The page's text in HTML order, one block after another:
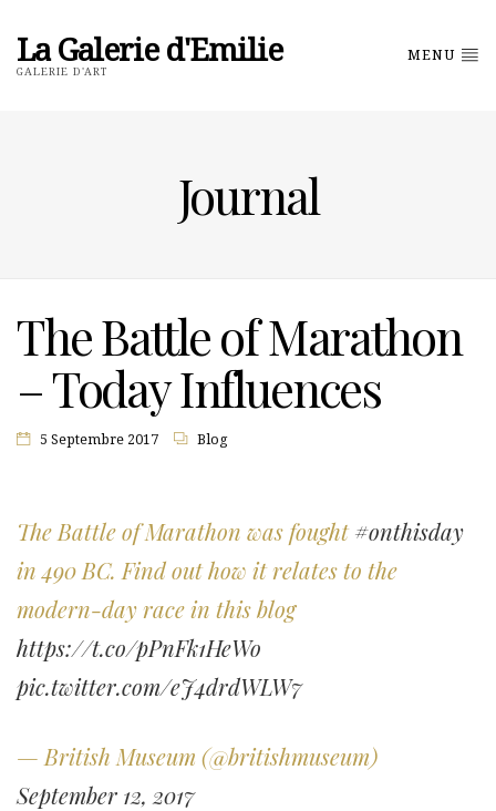
La Galerie d'Emilie
GALERIE D'ART
MENU
Journal
The Battle of Marathon
– Today Influences
5 Septembre 2017 Blog
The Battle of Marathon was fought#onthisday
in 490 BC. Find out how it relates to the
modern-day race in this blog
https://t.co/pPnFk1HeWo
pic.twitter.com/eJ4drdWLW7
— British Museum (@britishmuseum)
September 12, 2017